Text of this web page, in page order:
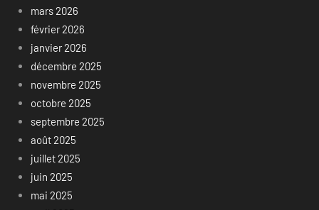
mars 2026
février 2026
janvier 2026
décembre 2025
novembre 2025
octobre 2025
septembre 2025
août 2025
juillet 2025
juin 2025
mai 2025